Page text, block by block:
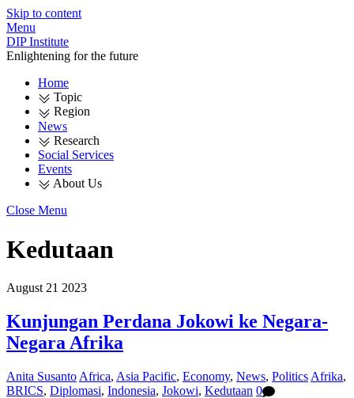
Skip to content
Menu
DIP Institute
Enlightening for the future
Home
Topic
Region
News
Research
Social Services
Events
About Us
Close Menu
Kedutaan
August 21 2023
Kunjungan Perdana Jokowi ke Negara-
Negara Afrika
Anita Susanto Africa, Asia Pacific, Economy, News, Politics Afrika,
BRICS, Diplomasi, Indonesia, Jokowi, Kedutaan 0